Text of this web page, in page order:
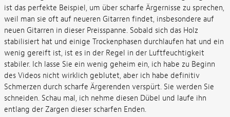
ist das perfekte Beispiel, um über scharfe Ärgernisse zu sprechen,
weil man sie oft auf neueren Gitarren findet, insbesondere auf
neuen Gitarren in dieser Preisspanne. Sobald sich das Holz
stabilisiert hat und einige Trockenphasen durchlaufen hat und ein
wenig gereift ist, ist es in der Regel in der Luftfeuchtigkeit
stabiler. Ich lasse Sie ein wenig geheim ein, ich habe zu Beginn
des Videos nicht wirklich geblutet, aber ich habe definitiv
Schmerzen durch scharfe Ärgerenden verspürt. Sie werden Sie
schneiden. Schau mal, ich nehme diesen Dübel und laufe ihn
entlang der Zargen dieser scharfen Enden.